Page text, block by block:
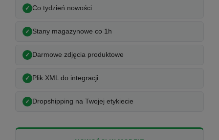
Co tydzień nowości
Stany magazynowe co 1h
Darmowe zdjęcia produktowe
Plik XML do integracji
Dropshipping na Twojej etykiecie